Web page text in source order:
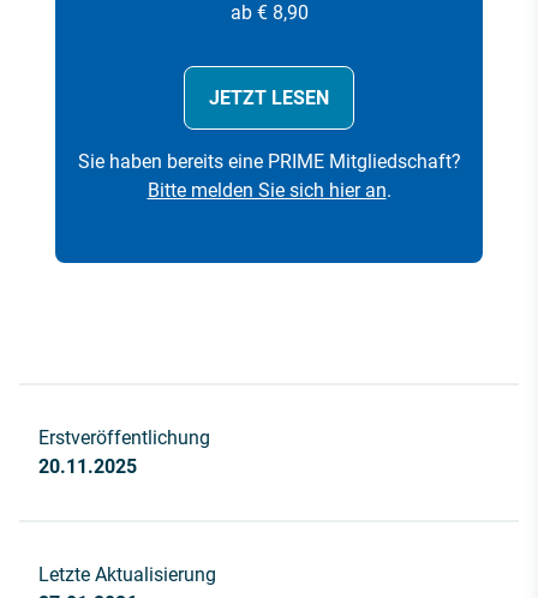
ab € 8,90
JETZT LESEN
Sie haben bereits eine PRIME Mitgliedschaft?
Bitte melden Sie sich hier an.
Erstveröffentlichung
20.11.2025
Letzte Aktualisierung